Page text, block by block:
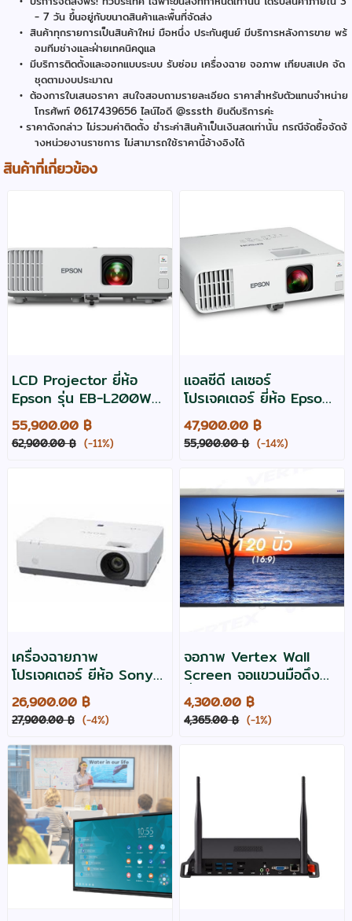
- 7 วัน ขึ้นอยู่กับขนาดสินค้าและพื้นที่จัดส่ง
สินค้าทุกรายการเป็นสินค้าใหม่ มือหนึ่ง ประกันศูนย์ มีบริการหลังการขาย พร้
อมทีมช่างและฝ่ายเทคนิคดูแล
มีบริการติดตั้งและออกแบบระบบ รับซ่อม เครื่องฉาย จอภาพ เทียบสเปค จัด
ชุดตามงบประมาณ
ต้องการใบเสนอราคา สนใจสอบถามรายละเอียด ราคาสำหรับตัวแทนจำหน่าย
โทรศัพท์ 0617439656 ไลน์ไอดี @sssth ยินดีบริการค่ะ
ราคาดังกล่าว ไม่รวมค่าติดตั้ง ชำระค่าสินค้าเป็นเงินสดเท่านั้น กรณีจัดซื้อจัดจ้
างหน่วยงานราชการ ไม่สามารถใช้ราคานี้อ้างอิงได้
สินค้าที่เกี่ยวข้อง
LCD Projector ยี่ห้อ
Epson รุ่น EB-L200W
ความสว่าง 4200 ,
WXGA ประกัน 3 ปี
WIFI,Laser light source
55,900.00 ฿
62,900.00 ฿ (-11%)
แอลซีดี เลเซอร์
โปรเจคเตอร์ ยี่ห้อ Epson
รุ่น EB-L200X สว่าง
4200 ,XGA
47,900.00 ฿
55,900.00 ฿ (-14%)
เครื่องฉายภาพ
โปรเจคเตอร์ ยีห้อ Sony
รุ่น VPL-EX450 LCD ,
XGA,3600 Lumens
ประกันศูนย์
26,900.00 ฿
27,900.00 ฿ (-4%)
จอภาพ Vertex Wall
Screen จอแขวนมือดึง
ยี่ห้อ Vertex ขนาด 120
นิ้ว (16:9)
4,300.00 ฿
4,365.00 ฿ (-1%)